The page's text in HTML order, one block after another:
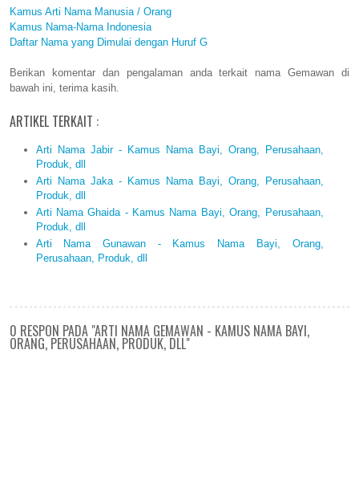
Kamus Arti Nama Manusia / Orang
Kamus Nama-Nama Indonesia
Daftar Nama yang Dimulai dengan Huruf G
Berikan komentar dan pengalaman anda terkait nama Gemawan di
bawah ini, terima kasih.
ARTIKEL TERKAIT :
Arti Nama Jabir - Kamus Nama Bayi, Orang, Perusahaan,
Produk, dll
Arti Nama Jaka - Kamus Nama Bayi, Orang, Perusahaan,
Produk, dll
Arti Nama Ghaida - Kamus Nama Bayi, Orang, Perusahaan,
Produk, dll
Arti Nama Gunawan - Kamus Nama Bayi, Orang,
Perusahaan, Produk, dll
0 RESPON PADA "ARTI NAMA GEMAWAN - KAMUS NAMA BAYI,
ORANG, PERUSAHAAN, PRODUK, DLL"